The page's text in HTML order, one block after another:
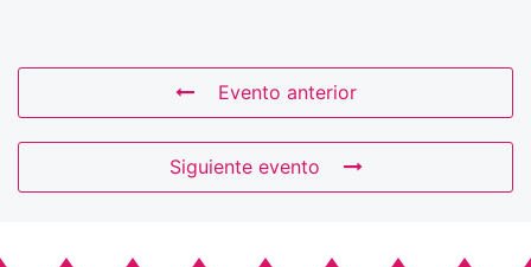
Evento anterior
Siguiente evento